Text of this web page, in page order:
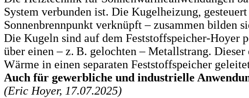
System verbunden ist. Die Kugelheizung,
Sonnenbrennpunkt verknüpft – zusammen bilden
Die Kugeln sind auf dem Feststoffspeicher-Hoyer
über einen – z. B. gelochten – Metallstrang.
Wärme in einen separaten Feststoffspeicher
Auch für gewerbliche und industrielle
(Eric Hoyer, 17.07.2025)